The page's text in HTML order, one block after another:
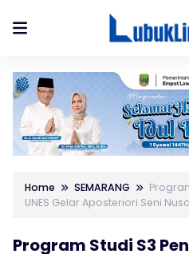
Home SEMARANG
UNES Gelar Aposteriori Seni
Program Studi S3